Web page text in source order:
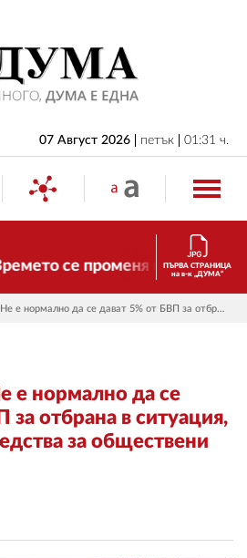
07 Август 2026 петък 01:31 ч.
се променя и налагаПЪРВА СТРАНИЦА
на в-к „ДУМА“
Крум Зарков: Не е нормално да се дават 5% от БВП за отбрана в ситуация, в която няма средства за обществени нужди
е нормално да се
за отбрана в ситуация,
за обществени
БЪЛГАРИЯ
ИКОНОМИКА
ИЗБОРИ
СВЯТ
ДРУГИ
ЗА НАС